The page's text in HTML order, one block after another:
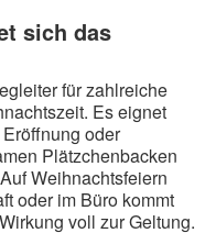
sich das
für zahlreiche
Es eignet
oder
Plätzchenbacken
Weihnachtsfeiern
oder im Büro kommt
voll zur Geltung.